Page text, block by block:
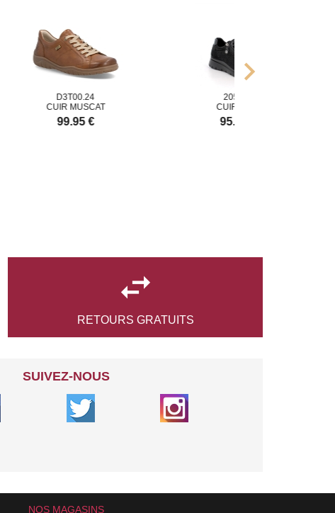
D3T00.24
CUIR MUSCAT
99.95 €
CUIR NOIR
95.00 €
chevron_right

RETOURS GRATUITS
SUIVEZ-NOUS
NOS MAGASINS